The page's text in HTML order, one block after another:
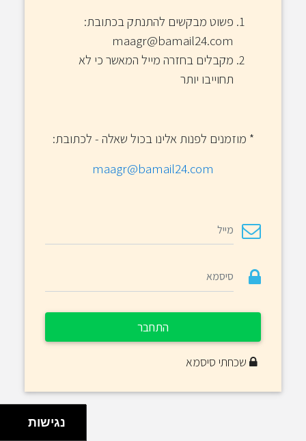
פשוט מבקשים להתנתק בכתובת:
maagr@bamail24.com
מקבלים בחזרה מייל המאשר כי לא
תחוייבו יותר
* מוזמנים לפנות אלינו בכול שאלה - לכתובת:
maagr@bamail24.com
התחבר
שכחתי סיסמא
נגישות